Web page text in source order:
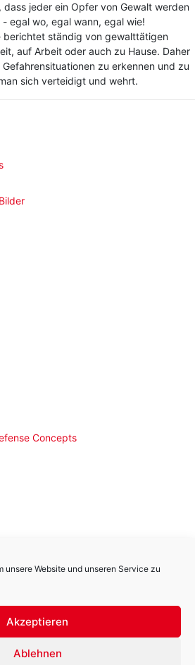
unsere Website und unseren Service zu
Akzeptieren
Ablehnen
dass jeder ein Opfer von Gewalt werden
egal wo, egal wann, egal wie!
berichtet ständig von gewalttätigen
auf Arbeit oder auch zu Hause. Daher
zu erkennen und zu
sich verteidigt und wehrt.
Concepts
Schulstr. 65